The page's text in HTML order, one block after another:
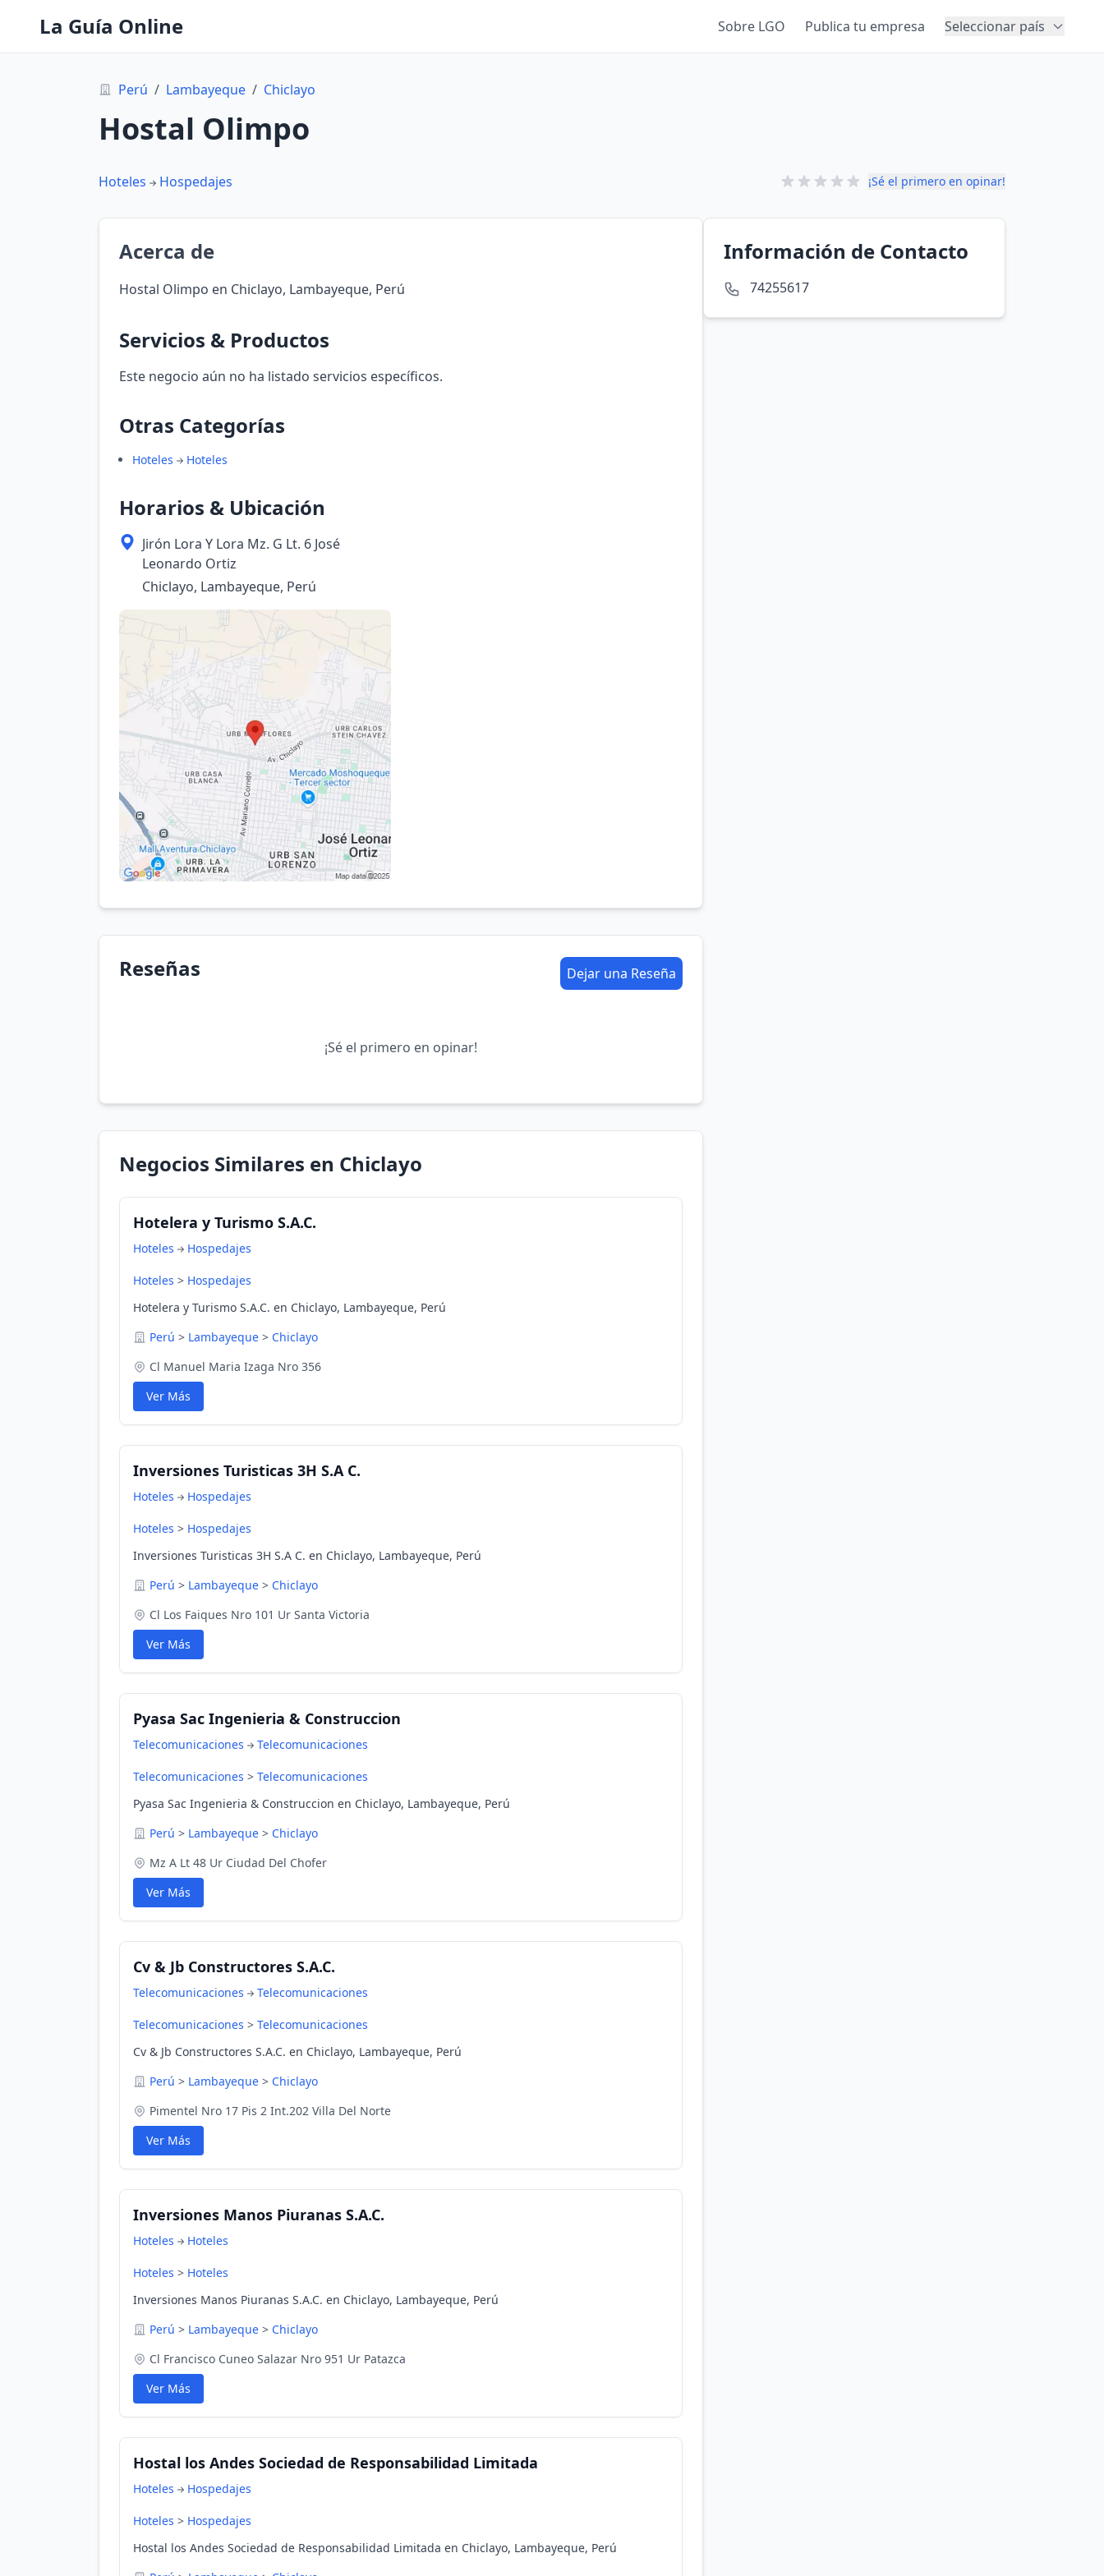
La Guía Online Sobre LGO Publica tu empresa Seleccionar país
Perú / Lambayeque / Chiclayo
Hostal Olimpo
Hoteles Hospedajes ¡Sé el primero en opinar!
Acerca de
Hostal Olimpo en Chiclayo, Lambayeque, Perú
Servicios & Productos
Este negocio aún no ha listado servicios específicos.
Otras Categorías
Hoteles Hoteles
Horarios & Ubicación
Jirón Lora Y Lora Mz. G Lt. 6 José
Leonardo Ortiz
Chiclayo, Lambayeque, Perú
Reseñas Dejar una Reseña
¡Sé el primero en opinar!
Negocios Similares en Chiclayo
Hotelera y Turismo S.A.C.
Hoteles Hospedajes
Hoteles > Hospedajes
Hotelera y Turismo S.A.C. en Chiclayo, Lambayeque, Perú
Perú > Lambayeque > Chiclayo
Cl Manuel Maria Izaga Nro 356
Ver Más
Inversiones Turisticas 3H S.A C.
Hoteles Hospedajes
Hoteles > Hospedajes
Inversiones Turisticas 3H S.A C. en Chiclayo, Lambayeque, Perú
Perú > Lambayeque > Chiclayo
Cl Los Faiques Nro 101 Ur Santa Victoria
Ver Más
Pyasa Sac Ingenieria & Construccion
Telecomunicaciones Telecomunicaciones
Telecomunicaciones > Telecomunicaciones
Pyasa Sac Ingenieria & Construccion en Chiclayo, Lambayeque, Perú
Perú > Lambayeque > Chiclayo
Mz A Lt 48 Ur Ciudad Del Chofer
Ver Más
Cv & Jb Constructores S.A.C.
Telecomunicaciones Telecomunicaciones
Telecomunicaciones > Telecomunicaciones
Cv & Jb Constructores S.A.C. en Chiclayo, Lambayeque, Perú
Perú > Lambayeque > Chiclayo
Pimentel Nro 17 Pis 2 Int.202 Villa Del Norte
Ver Más
Inversiones Manos Piuranas S.A.C.
Hoteles Hoteles
Hoteles > Hoteles
Inversiones Manos Piuranas S.A.C. en Chiclayo, Lambayeque, Perú
Perú > Lambayeque > Chiclayo
Cl Francisco Cuneo Salazar Nro 951 Ur Patazca
Ver Más
Hostal los Andes Sociedad de Responsabilidad Limitada
Hoteles Hospedajes
Hoteles > Hospedajes
Hostal los Andes Sociedad de Responsabilidad Limitada en Chiclayo, Lambayeque, Perú
Información de Contacto
74255617